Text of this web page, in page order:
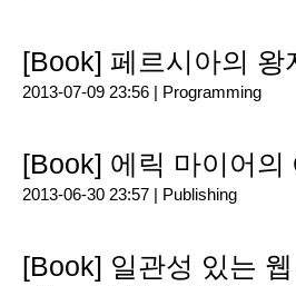
[Book] 페르시아의 왕
2013-07-09 23:56 | Programming
[Book] 에릭 마이어의
2013-06-30 23:57 | Publishing
[Book] 일관성 있는